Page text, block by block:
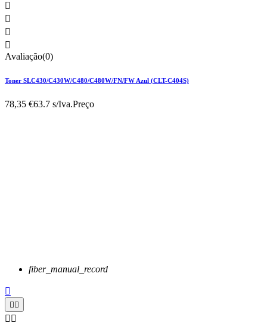




Avaliação(0)
Toner SLC430/C430W/C480/C480W/FN/FW Azul (CLT-C404S)
78,35 €63.7 s/Iva.Preço
fiber_manual_record

 
 